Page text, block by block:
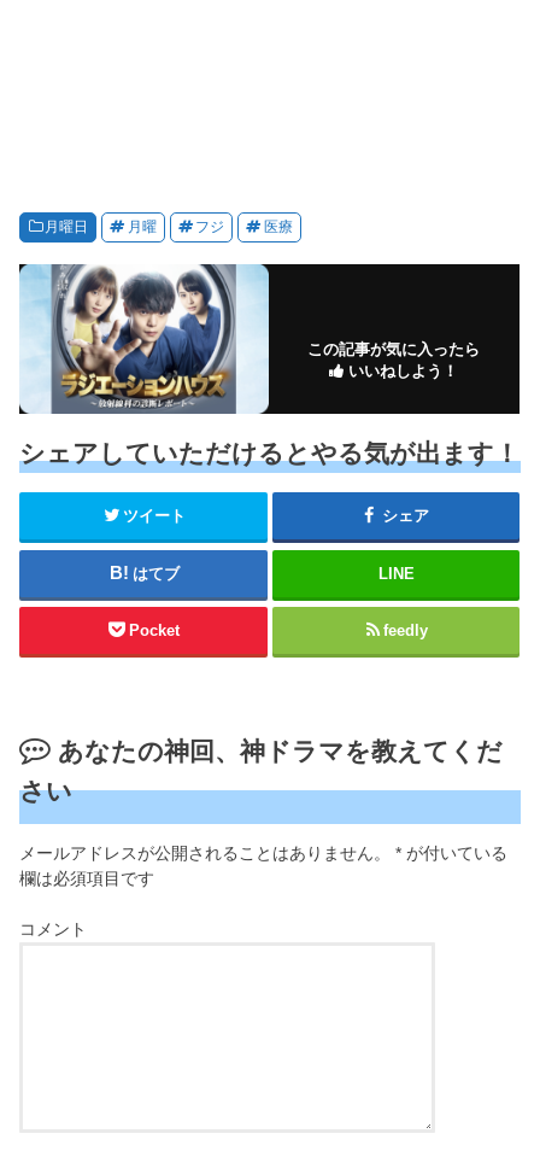
月曜日 月曜 フジ 医療
この記事が気に入ったら
いいねしよう！
シェアしていただけるとやる気が出ます！
ツイート シェア
はてブ LINE
Pocket feedly
あなたの神回、神ドラマを教えてくだ
さい
メールアドレスが公開されることはありません。 * が付いている
欄は必須項目です
コメント